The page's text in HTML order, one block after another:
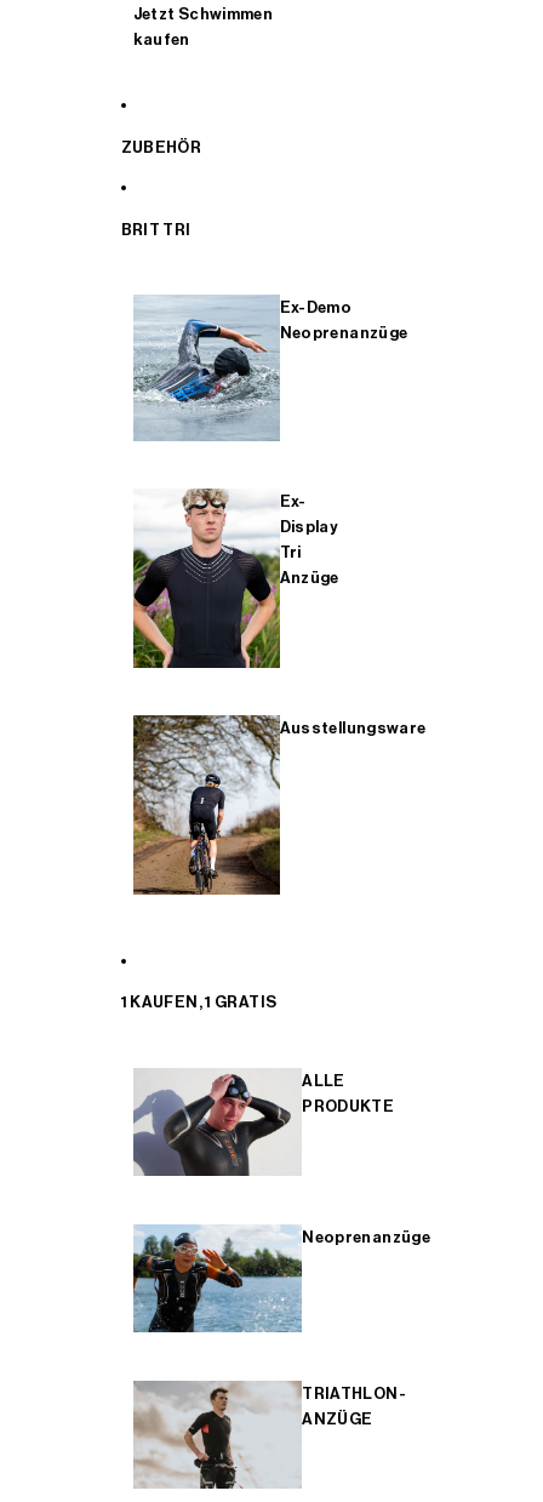
Jetzt Schwimmen
kaufen
ZUBEHÖR
BRIT TRI
Ex-Demo
Neoprenanzüge
Ex-
Display
Tri
Anzüge
Ausstellungsware
1 KAUFEN, 1 GRATIS
ALLE
PRODUKTE
Neoprenanzüge
TRIATHLON-
ANZÜGE